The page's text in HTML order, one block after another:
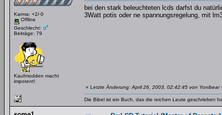
Karma: +2/-0
Offline
Geschlecht:
Beiträge: 79
Kaufmodden macht
impotent!
bei den stark beleuchteten lcds darfst du
3Watt potis oder ne spannungsregelung, mit
« Letzte Änderung: April 26, 2003, 02:42:45 von Yonibear
Die Bibel ist ein Buch, das die reichen Leute geschrieben